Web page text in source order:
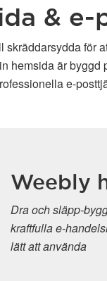
& e-
för
är
e-
Weebly
Dra och släpp-
kraftfulla e-
lätt att använda